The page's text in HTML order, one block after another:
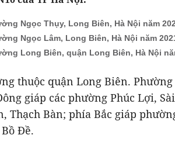
Ngọc Thụy, Long Biên, Hà Nội năm
Ngọc Lâm, Long Biên, Hà Nội năm
Long Biên, quận Long Biên, Hà Nội
thuộc quận Long Biên.
giáp các phường Phúc Lợi,
Thạch Bàn; phía Bắc giáp
Đề.